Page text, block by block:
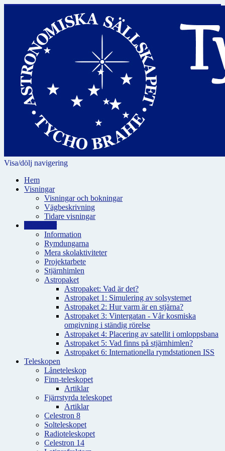
Visa/dölj navigering
Hem
Visningar
Visningar och bokningar
Vägbeskrivning
Tidare visningar
Information
Rymdungarna
Mera skolaktiviteter
Projektarbete
Stjärnhimlen
Astropaket
Astropaket: Vad är det?
Astropaket 1: Simulering av solsystemet
Astropaket 2: Hur varm är en stjärna?
Astropaket 3: Vintergatan - Vår kosmiska
omgivning i ständig rörelse
Astropaket 4: Placering av satellit i omloppsbana
Astropaket 5: Vad finns på stjärnhimlen?
Astropaket 6: Internationella rymdstationen ISS
Teleskopen
Låneteleskop
Finn-teleskopet
Artiklar
Fjärrstyrda teleskopet
Artiklar
Celestron 8
Solteleskopet
Radioteleskopet
Celestron 14